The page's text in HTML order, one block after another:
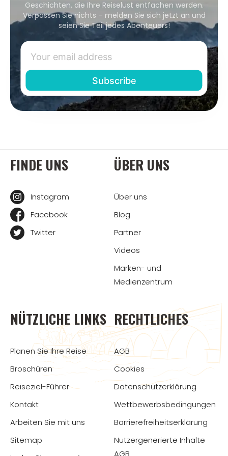
Geschichten, die Ihre Reiselust entfachen werden.
Verpassen Sie nichts – melden Sie sich jetzt an und
seien Sie Teil jedes Abenteuers!
FINDE UNS
Instagram
Facebook
Twitter
ÜBER UNS
Über uns
Blog
Partner
Videos
Marken- und
Medienzentrum
NÜTZLICHE LINKS
Planen Sie Ihre Reise
Broschüren
Reiseziel-Führer
Kontakt
Arbeiten Sie mit uns
Sitemap
RECHTLICHES
AGB
Cookies
Datenschutzerklärung
Wettbewerbsbedingungen
Barrierefreiheitserklärung
Nutzergenerierte Inhalte
AGB